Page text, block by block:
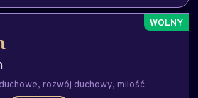
rozwój duchowy milość